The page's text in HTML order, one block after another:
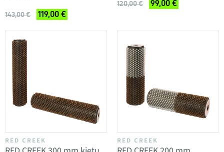
143,00 € 119,00 €
120,00 € 99,00 €
RED CREEK RED CREEK